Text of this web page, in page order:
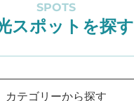
SPOTS
スポットを探す
カテゴリーから探す